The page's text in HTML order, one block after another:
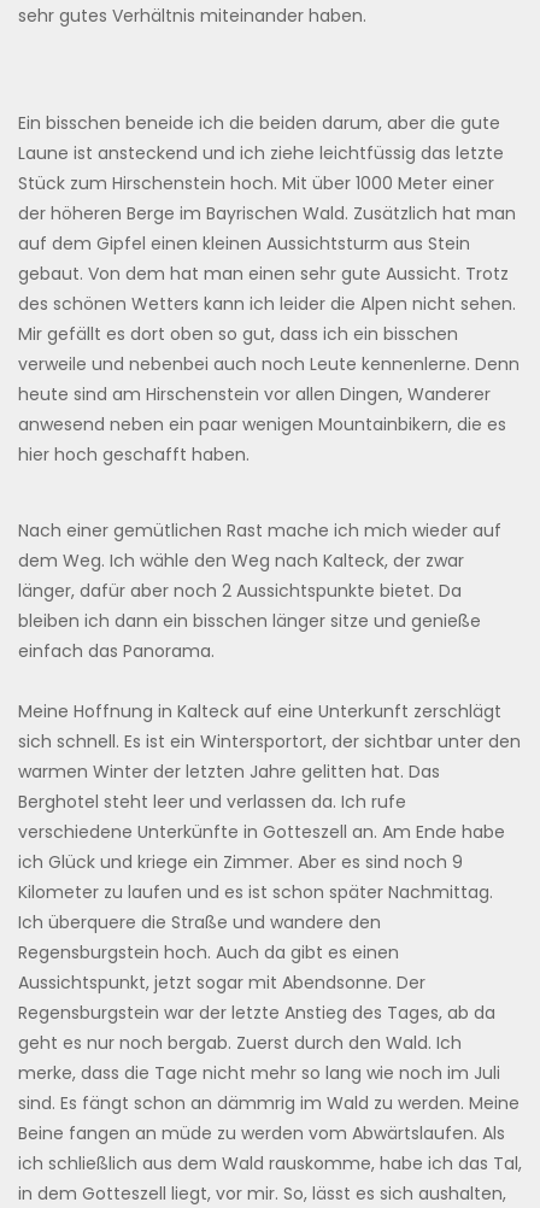
sehr gutes Verhältnis miteinander haben.
Ein bisschen beneide ich die beiden darum, aber die gute
Laune ist ansteckend und ich ziehe leichtfüssig das letzte
Stück zum Hirschenstein hoch. Mit über 1000 Meter einer
der höheren Berge im Bayrischen Wald. Zusätzlich hat man
auf dem Gipfel einen kleinen Aussichtsturm aus Stein
gebaut. Von dem hat man einen sehr gute Aussicht. Trotz
des schönen Wetters kann ich leider die Alpen nicht sehen.
Mir gefällt es dort oben so gut, dass ich ein bisschen
verweile und nebenbei auch noch Leute kennenlerne. Denn
heute sind am Hirschenstein vor allen Dingen, Wanderer
anwesend neben ein paar wenigen Mountainbikern, die es
hier hoch geschafft haben.
Nach einer gemütlichen Rast mache ich mich wieder auf
dem Weg. Ich wähle den Weg nach Kalteck, der zwar
länger, dafür aber noch 2 Aussichtspunkte bietet. Da
bleiben ich dann ein bisschen länger sitze und genieße
einfach das Panorama.
Meine Hoffnung in Kalteck auf eine Unterkunft zerschlägt
sich schnell. Es ist ein Wintersportort, der sichtbar unter den
warmen Winter der letzten Jahre gelitten hat. Das
Berghotel steht leer und verlassen da. Ich rufe
verschiedene Unterkünfte in Gotteszell an. Am Ende habe
ich Glück und kriege ein Zimmer. Aber es sind noch 9
Kilometer zu laufen und es ist schon später Nachmittag.
Ich überquere die Straße und wandere den
Regensburgstein hoch. Auch da gibt es einen
Aussichtspunkt, jetzt sogar mit Abendsonne. Der
Regensburgstein war der letzte Anstieg des Tages, ab da
geht es nur noch bergab. Zuerst durch den Wald. Ich
merke, dass die Tage nicht mehr so lang wie noch im Juli
sind. Es fängt schon an dämmrig im Wald zu werden. Meine
Beine fangen an müde zu werden vom Abwärtslaufen. Als
ich schließlich aus dem Wald rauskomme, habe ich das Tal,
in dem Gotteszell liegt, vor mir. So, lässt es sich aushalten,